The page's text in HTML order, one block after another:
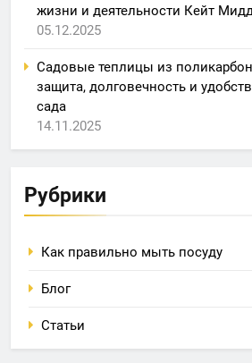
жизни и деятельности Кейт
05.12.2025
Садовые теплицы из
защита, долговечность и
сада
14.11.2025
Рубрики
Как правильно мыть посуду
Блог
Статьи